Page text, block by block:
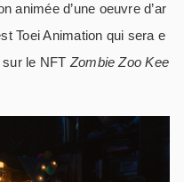
animée d’une oeuvre d’ar
Toei Animation qui sera e
le NFT Zombie Zoo Kee